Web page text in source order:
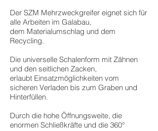
Der SZM Mehrzweckgreifer eignet sich für
alle Arbeiten im Galabau,
dem Materialumschlag und dem
Recycling.
Die universelle Schalenform mit Zähnen
und den seitlichen Zacken,
erlaubt Einsatzmöglichkeiten vom
sicheren Verladen bis zum Graben und
Hinterfüllen.
Durch die hohe Öffnungsweite, die
enormen Schließkräfte und die 360°